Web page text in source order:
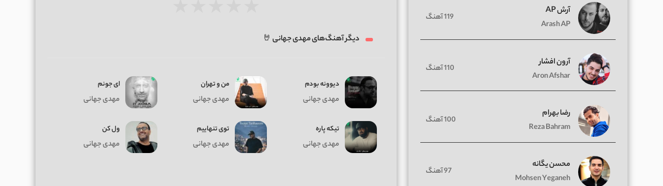
دیگر آهنگ‌های مهدی جهانی 🤘
دیوونه بودم
مهدی جهانی
من و تهران
مهدی جهانی
ای جونم
مهدی جهانی
تیکه پاره
مهدی جهانی
توی تنهاییم
مهدی جهانی
ول کن
مهدی جهانی
آرش AP
Arash AP
119 آهنگ
آرون افشار
Aron Afshar
110 آهنگ
رضا بهرام
Reza Bahram
100 آهنگ
محسن یگانه
Mohsen Yeganeh
97 آهنگ